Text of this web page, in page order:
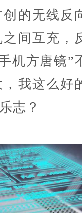
的无线反
间互充，
机方唐镜”
我这么好
志？